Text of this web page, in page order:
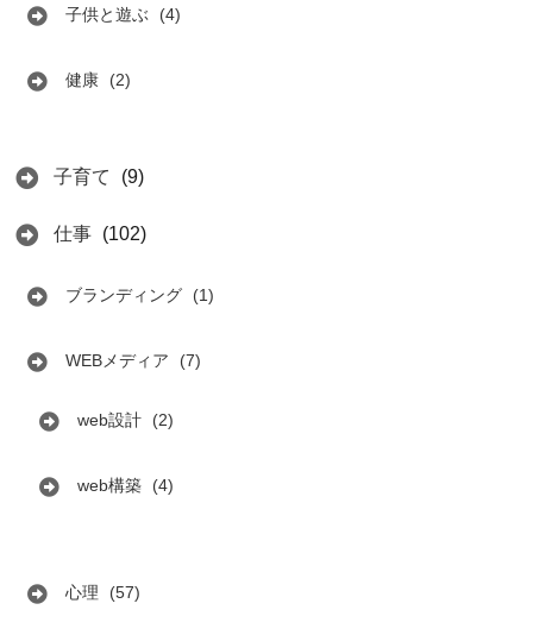
子供と遊ぶ (4)
健康 (2)
子育て (9)
仕事 (102)
ブランディング (1)
WEBメディア (7)
web設計 (2)
web構築 (4)
心理 (57)